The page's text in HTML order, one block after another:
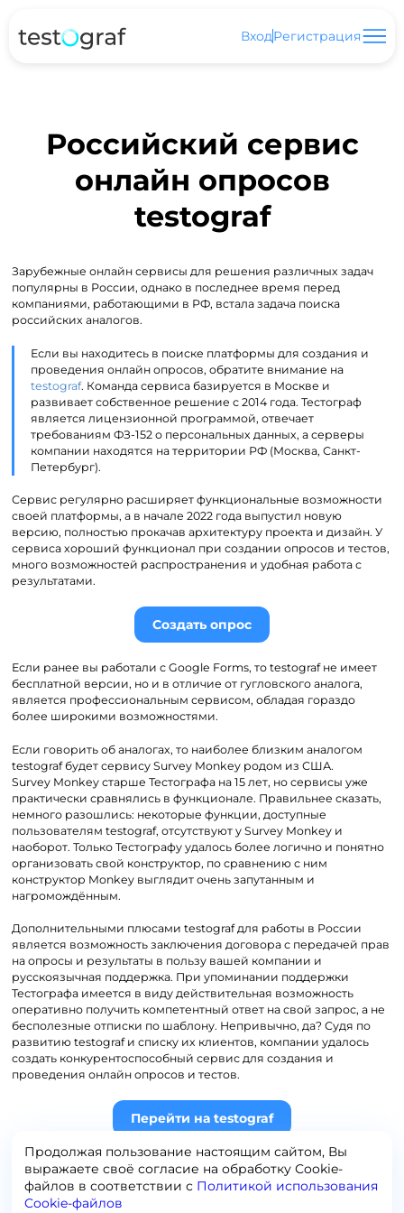
ВходРегистрация
Российский сервис
онлайн опросов
testograf
Зарубежные онлайн сервисы для решения различных задач
популярны в России, однако в последнее время перед
компаниями, работающими в РФ, встала задача поиска
российских аналогов.
Если вы находитесь в поиске платформы для создания и
проведения онлайн опросов, обратите внимание на
testograf. Команда сервиса базируется в Москве и
развивает собственное решение с 2014 года. Тестограф
является лицензионной программой, отвечает
требованиям ФЗ-152 о персональных данных, а серверы
компании находятся на территории РФ (Москва, Санкт-
Петербург).
Сервис регулярно расширяет функциональные возможности
своей платформы, а в начале 2022 года выпустил новую
версию, полностью прокачав архитектуру проекта и дизайн. У
сервиса хороший функционал при создании опросов и тестов,
много возможностей распространения и удобная работа с
результатами.
Создать опрос
Если ранее вы работали сGoogle Forms, тоtestografне имеет
бесплатной версии, но и в отличие от гугловского аналога,
является профессиональным сервисом, обладая гораздо
более широкими возможностями.
Если говорить об аналогах, то наиболее близким аналогом
testograf будет сервисуSurvey Monkey родом из США.
Survey Monkey старше Тестографа на 15 лет, но сервисы уже
практически сравнялись в функционале. Правильнее сказать,
немного разошлись: некоторые функции, доступные
пользователямtestograf, отсутствуют уSurvey Monkey и
наоборот. Только Тестографу удалось более логично и понятно
организовать свой конструктор, по сравнению с ним
конструктор Monkey выглядит очень запутанным и
нагромождённым.
Дополнительными плюсамиtestograf для работы в России
является возможность заключения договора с передачей прав
на опросы и результаты в пользу вашей компании и
русскоязычная поддержка. При упоминании поддержки
Тестографа имеется в виду действительная возможность
оперативно получить компетентный ответ на свой запрос, а не
бесполезные отписки по шаблону. Непривычно, да? Судя по
развитию testograf и списку их клиентов, компании удалось
создать конкурентоспособный сервис для создания и
проведения онлайн опросов и тестов.
Перейти на testograf
Продолжая пользование настоящим сайтом, Вы
выражаете своё согласие на обработку Сookie-
файлов в соответствии с Политикой использования
Cookie-файлов